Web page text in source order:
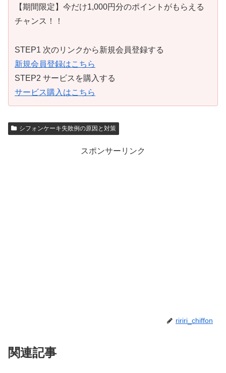
【期間限定】今だけ1,000円分のポイントがもらえる
チャンス！！
STEP1 次のリンクから新規会員登録する
新規会員登録はこちら
STEP2 サービスを購入する
サービス購入はこちら
シフォンケーキ失敗例の原因と対策
スポンサーリンク
ririri_chiffon
関連記事